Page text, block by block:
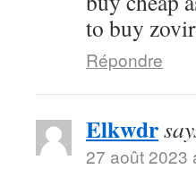
to buy
Répondre
Elkwdr
27 août 2023